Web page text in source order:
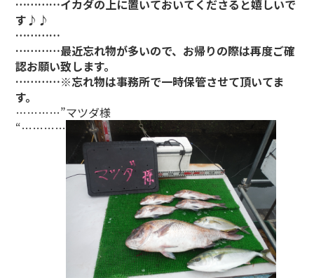
…………イカダの上に置いておいてくださると嬉しいで
す♪♪
…………
…………最近忘れ物が多いので、お帰りの際は再度ご確
認お願い致します。
…………※忘れ物は事務所で一時保管させて頂いてま
す。
…………”マツダ様
“…………